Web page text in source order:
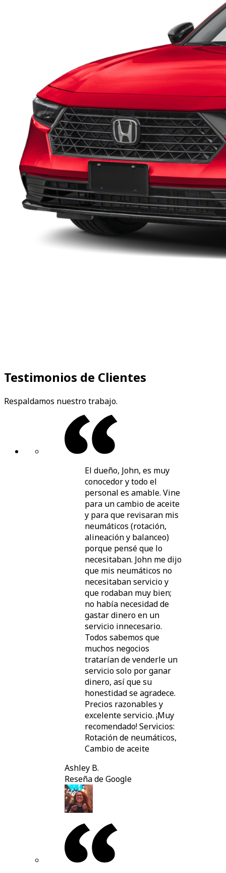
Testimonios de Clientes
Respaldamos nuestro trabajo.
El dueño, John, es muy
conocedor y todo el
personal es amable. Vine
para un cambio de aceite
y para que revisaran mis
neumáticos (rotación,
alineación y balanceo)
porque pensé que lo
necesitaban. John me dijo
que mis neumáticos no
necesitaban servicio y
que rodaban muy bien;
no había necesidad de
gastar dinero en un
servicio innecesario.
Todos sabemos que
muchos negocios
tratarían de venderle un
servicio solo por ganar
dinero, así que su
honestidad se agradece.
Precios razonables y
excelente servicio. ¡Muy
recomendado! Servicios:
Rotación de neumáticos,
Cambio de aceite
Ashley B.
Reseña de Google